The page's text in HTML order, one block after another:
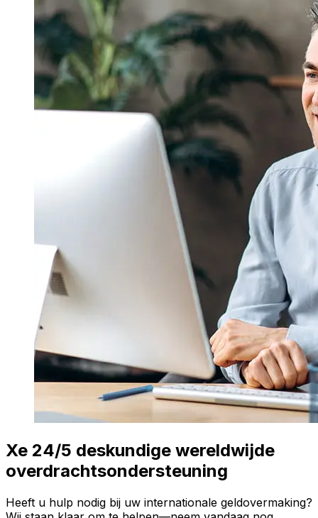
Xe 24/5 deskundige wereldwijde
overdrachtsondersteuning
Heeft u hulp nodig bij uw internationale geldovermaking?